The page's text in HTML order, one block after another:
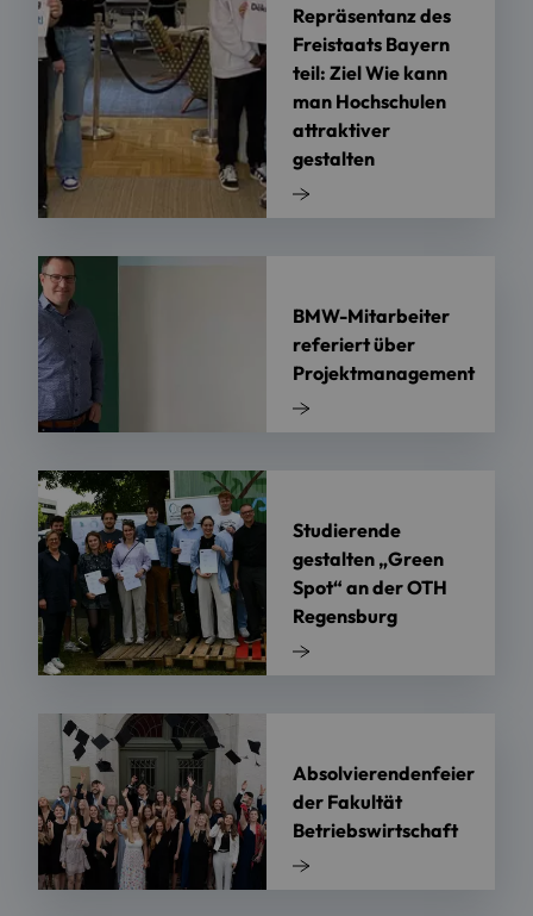
Repräsentanz des
Freistaats Bayern
teil: Ziel Wie kann
man Hochschulen
attraktiver
gestalten
BMW-Mitarbeiter
referiert über
Projektmanagement
Studierende
gestalten „Green
Spot“ an der OTH
Regensburg
Absolvierendenfeier
der Fakultät
Betriebswirtschaft